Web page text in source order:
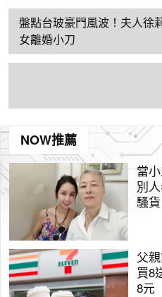
媽媽？
誰？
盤點台玻豪門風波！夫人
女離婚小刀
NOW推薦
當
別
騷貨
父
買8
8元